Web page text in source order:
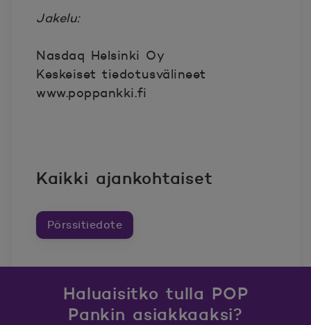
Jakelu:
Nasdaq Helsinki Oy
Keskeiset tiedotusvälineet
www.poppankki.fi
Kaikki ajankohtaiset
Pörssitiedote
Haluaisitko tulla POP
Pankin asiakkaaksi?